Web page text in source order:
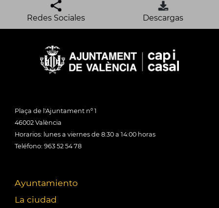
Redes Sociales Descargas
Plaça de l'Ajuntament nº 1
46002 València
Horarios: lunes a viernes de 8:30 a 14:00 horas
Teléfono: 963 52 54 78
Ayuntamiento
La ciudad